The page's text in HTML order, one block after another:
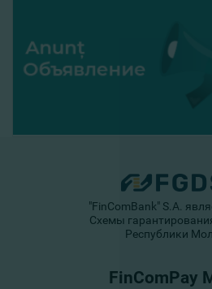
"FinComBank" S.A.
Схемы
Республики
FinComPay